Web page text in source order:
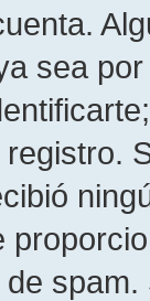
sea